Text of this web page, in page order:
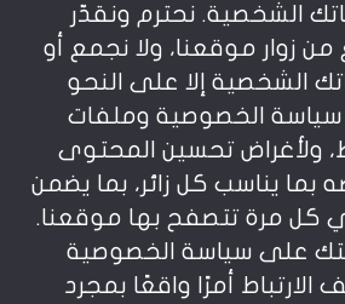
الشخصية. نحترم ونقدّر
زوار موقعنا، ولا نجمع أو
الشخصية إلا على النحو
الخصوصية وملفات
ولأغراض تحسين المحتوى
بما يناسب كل زائر، بما يضمن
كل مرة تتصفح بها موقعنا.
على سياسة الخصوصية
أمرًا واقعًا بمجرد